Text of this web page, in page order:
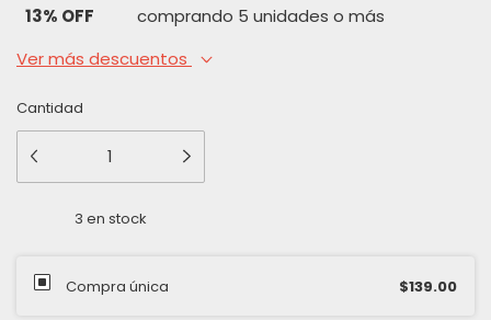
13% OFF
comprando 5 unidades o más
Ver más descuentos
Cantidad
3 en stock
Compra única $139.00